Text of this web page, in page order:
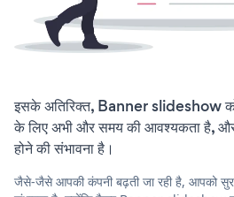
इसके अतिरिक्त, Banner slideshow
के लिए अभी और समय की आवश्यकता है, और
होने की संभावना है।
जैसे-जैसे आपकी कंपनी बढ़ती जा रही है, आपको